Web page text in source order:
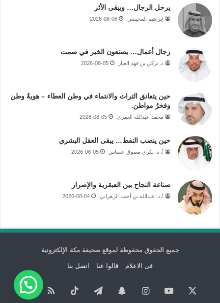
يرحل الرجال… ويبقى الأثر
إبراهيم المحيسن 2026-08-06
رجال أعمال… يصنعون الخير في صمت
د. تركي بن فهد العيار 2026-08-05
حين يتعانق التراث والانتماء في وطن العطاء – هويةُ وطن
وفخرُ مواطن.
محمد عبدالله العمري 2026-08-05
حين ينضب النفط… يبقى العقل البشري
أ. د. بكري معتوق عساس 2026-08-05
صناعة النجاح بين العبقرية والإصرار
أ.د. عبدالله بن أحمد الزهراني 2026-08-04
جميع الحقوق محفوظة لموقع صحيفة مكة الإلكترونية
فى الاعلام قالوا عنا اتصل بنا
‫YouTubeانستقرامسناب تيلقرام ‫TikTok ملخص نبض